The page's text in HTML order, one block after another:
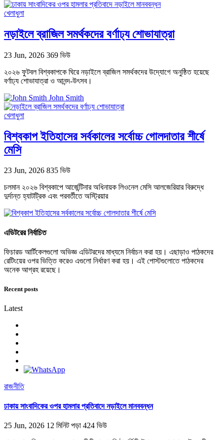
খেলাধুলা
নড়াইলে ব্রাজিল সমর্থকদের বর্ণাঢ্য শোভাযাত্রা
23 Jun, 2026 369 ভিউ
২০২৬ ফুটবল বিশ্বকাপকে ঘিরে নড়াইলে ব্রাজিল সমর্থকদের উদ্যোগে অনুষ্ঠিত হয়েছে
বর্ণাঢ্য শোভাযাত্রা ও আনন্দ-উৎসব।
John Smith
খেলাধুলা
বিশ্বকাপ ইতিহাসের সর্বকালের সর্বোচ্চ গোলদাতার শীর্ষে
মেসি
23 Jun, 2026 835 ভিউ
চলমান ২০২৬ বিশ্বকাপে আর্জেন্টিনার অধিনায়ক লিওনেল মেসি আলজেরিয়ার বিরুদ্ধে
দুর্দান্ত হ্যাটট্রিক এবং পরবর্তীতে অস্ট্রিয়ার
এডিটরের নির্বাচিত
ফিচারড আর্টিকেলগুলো অভিজ্ঞ এডিটরদের মাধ্যমে নির্বাচন করা হয়। এছাড়াও পাঠকদের
রেটিংয়ের ওপর ভিত্তি করেও এগুলো নির্ধারণ করা হয়। এই পোস্টগুলোতে পাঠকদের
অনেক আগ্রহ রয়েছে।
Recent posts
Latest
রাজনীতি
ঢাকায় সাংবাদিকের ওপর হামলার প্রতিবাদে নড়াইলে মানববন্ধন
25 Jun, 2026 12 মিনিট পড়া 424 ভিউ